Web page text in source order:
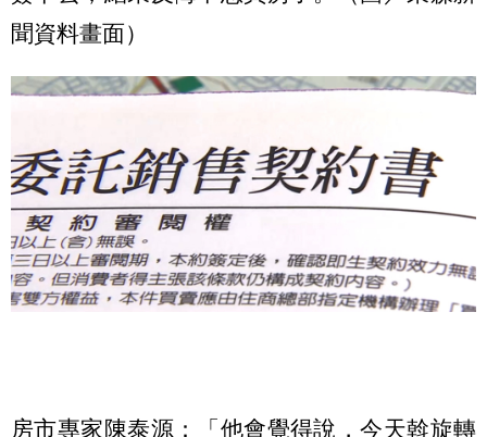
聞資料畫面）
房市專家陳泰源：「他會覺得說，今天斡旋轉